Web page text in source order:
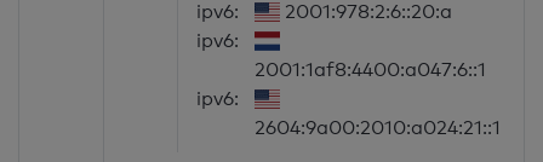
ipv6:
2001:978:2:6::20:a
ipv6:
2001:1af8:4400:a047:6::1
ipv6:
2604:9a00:2010:a024:21::1